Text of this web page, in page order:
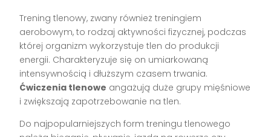
Trening tlenowy, zwany również treningiem
aerobowym, to rodzaj aktywności fizycznej, podczas
której organizm wykorzystuje tlen do produkcji
energii. Charakteryzuje się on umiarkowaną
intensywnością i dłuższym czasem trwania.
Ćwiczenia tlenowe angażują duże grupy mięśniowe
i zwiększają zapotrzebowanie na tlen.
Do najpopularniejszych form treningu tlenowego